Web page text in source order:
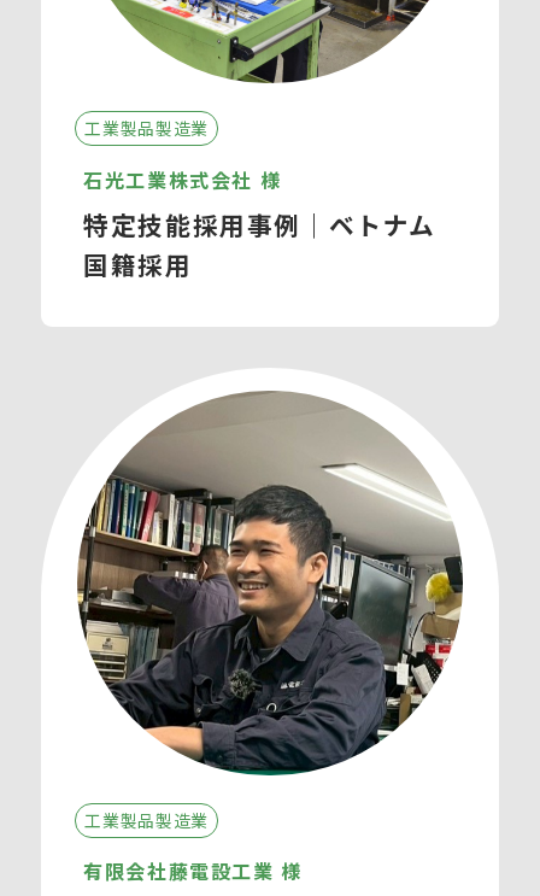
工業製品製造業
石光工業株式会社 様
特定技能採用事例｜ベトナム
国籍採用
工業製品製造業
有限会社藤電設工業 様